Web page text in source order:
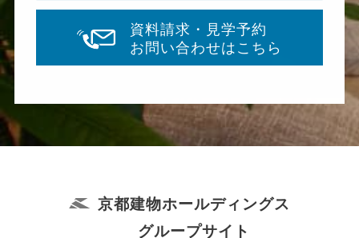
資料請求・見学予約
お問い合わせはこちら
京都建物ホールディングス
グループサイト